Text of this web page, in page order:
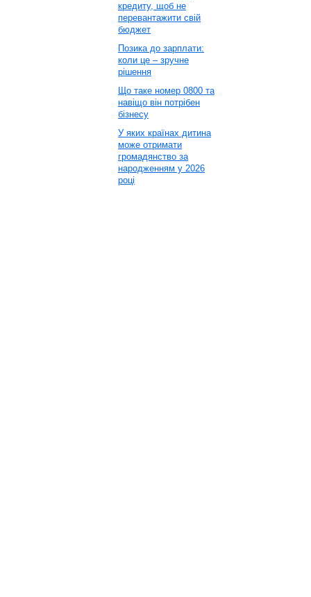
кредиту, щоб не
перевантажити свій
бюджет
Позика до зарплати:
коли це – зручне
рішення
Що таке номер 0800 та
навіщо він потрібен
бізнесу
У яких країнах дитина
може отримати
громадянство за
народженням у 2026
році